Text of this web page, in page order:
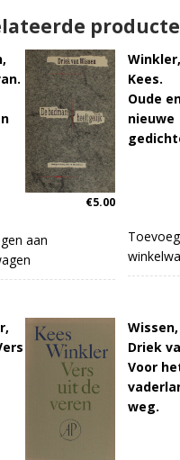
€5.00
aan
Winkler,
Kees.
Oude
nieuwe
Wissen,
Driek
Voor
weg.